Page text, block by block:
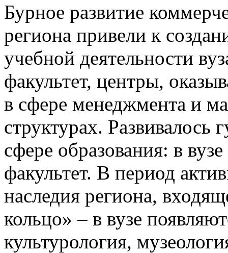
Бурное развитие
региона привели к
учебной деятельности
факультет, центры,
в сфере менеджмента и
структурах. Развивалось
сфере образования: в
факультет. В период
наследия региона,
кольцо» – в вузе
культурология,